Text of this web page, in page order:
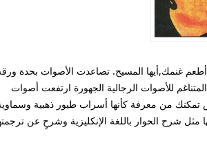
غنمك,أيها المسيح. تصاعدت الأصوات بحدة
للأصوات الرجالية الجهورة ارتفعت أصوات
تمكنك من معرفة كأنها أسراب طيور ذهبية
مثل شرح الحوار باللغة الإنكليزية وشرحٍ عن